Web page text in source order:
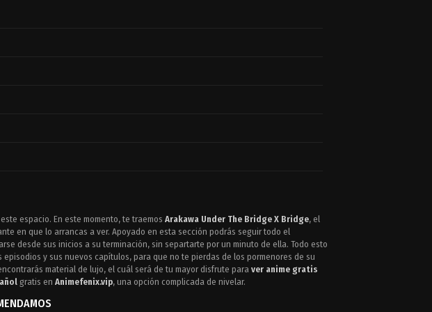
espacio. En este momento, te traemos Arakawa Under The Bridge X Bridge, el
en que lo arrancas a ver. Apoyado en esta sección podrás seguir todo el
desde sus inicios a su terminación, sin separtarte por un minuto de ella. Todo esto
y sus nuevos capítulos, para que no te pierdas de los pormenores de su
material de lujo, el cuál será de tu mayor disfrute para ver anime gratis
gratis en Animefenix.vip, una opción complicada de nivelar.